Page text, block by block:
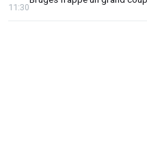
11:30